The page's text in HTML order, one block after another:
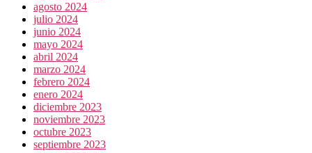
agosto 2024
julio 2024
junio 2024
mayo 2024
abril 2024
marzo 2024
febrero 2024
enero 2024
diciembre 2023
noviembre 2023
octubre 2023
septiembre 2023